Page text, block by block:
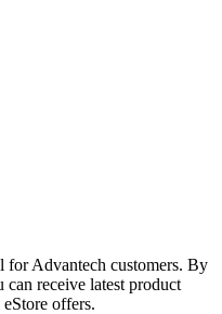
for Advantech customers. By
receive latest product
offers.